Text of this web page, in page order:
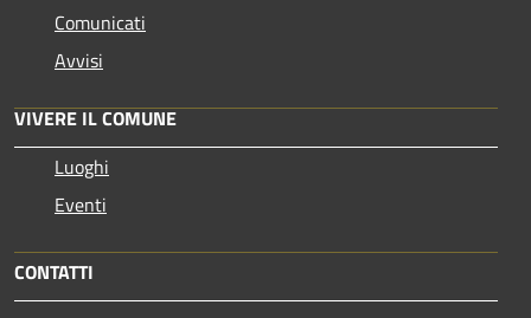
Comunicati
Avvisi
VIVERE IL COMUNE
Luoghi
Eventi
CONTATTI